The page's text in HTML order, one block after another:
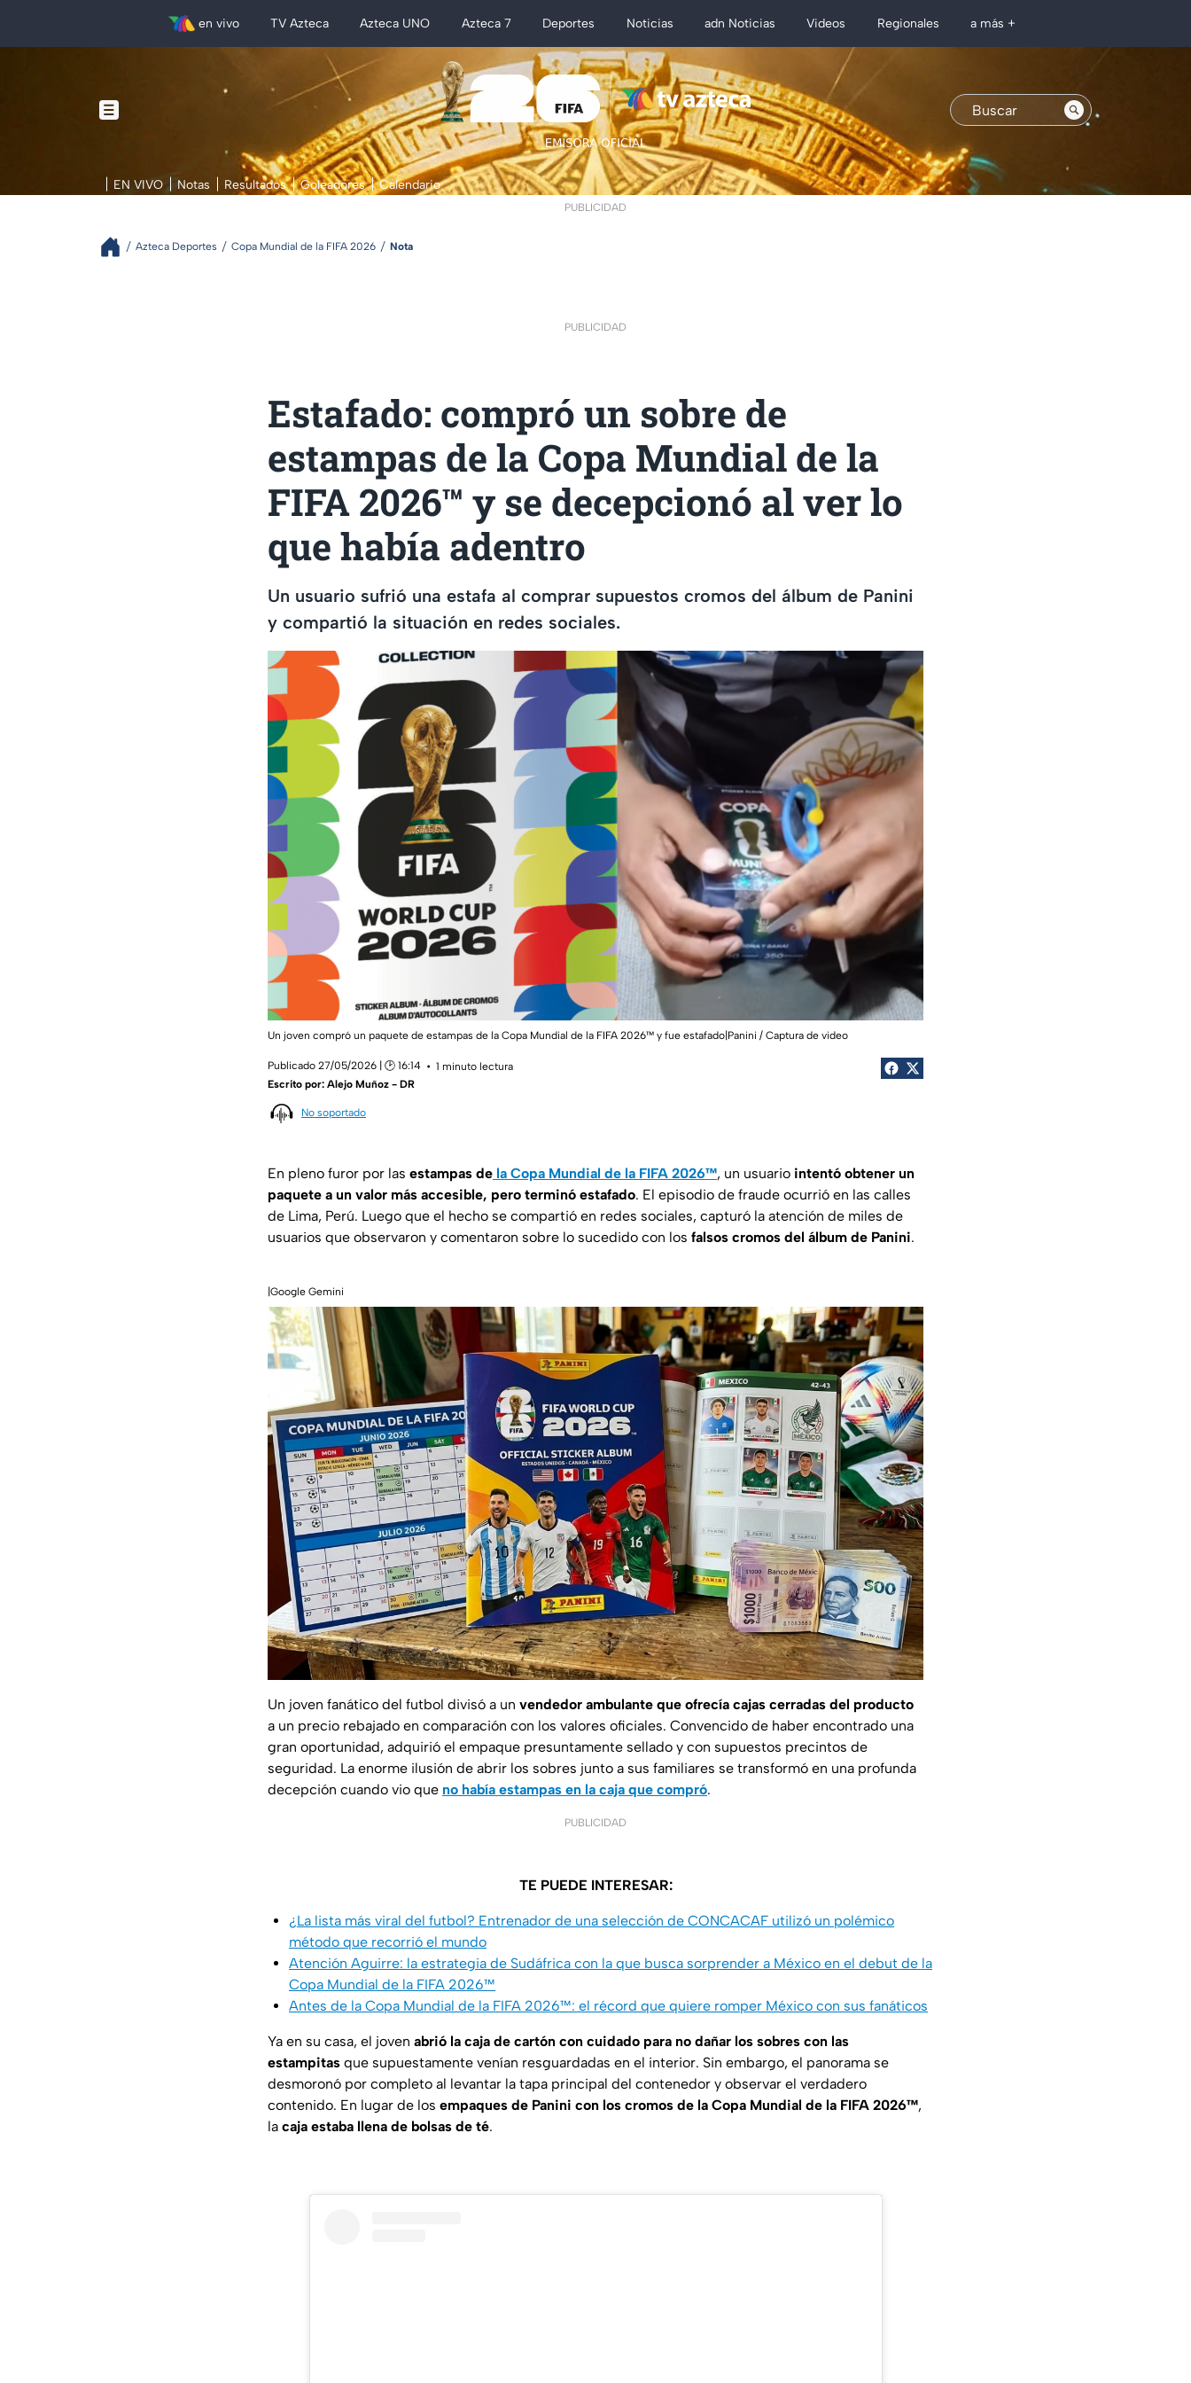
en vivo TV Azteca Azteca UNO Azteca 7 Deportes Noticias adn Noticias Videos Regionales a más +
EN VIVO Notas Resultados Goleadores Calendario
PUBLICIDAD
Azteca Deportes Copa Mundial de la FIFA 2026 Nota
PUBLICIDAD
Estafado: compró un sobre de
estampas de la Copa Mundial de la
FIFA 2026™ y se decepcionó al ver lo
que había adentro
Un usuario sufrió una estafa al comprar supuestos cromos del álbum de Panini
y compartió la situación en redes sociales.
Un joven compró un paquete de estampas de la Copa Mundial de la FIFA 2026™ y fue estafado|Panini / Captura de video
Publicado 27/05/2026 | 🕑 16:14
1 minuto lectura
Escrito por: Alejo Muñoz - DR
No soportado
En pleno furor por las estampas de la Copa Mundial de la FIFA 2026™, un usuario intentó obtener un
paquete a un valor más accesible, pero terminó estafado. El episodio de fraude ocurrió en las calles
de Lima, Perú. Luego que el hecho se compartió en redes sociales, capturó la atención de miles de
usuarios que observaron y comentaron sobre lo sucedido con los falsos cromos del álbum de Panini.
|Google Gemini
Un joven fanático del futbol divisó a un vendedor ambulante que ofrecía cajas cerradas del producto
a un precio rebajado en comparación con los valores oficiales. Convencido de haber encontrado una
gran oportunidad, adquirió el empaque presuntamente sellado y con supuestos precintos de
seguridad. La enorme ilusión de abrir los sobres junto a sus familiares se transformó en una profunda
decepción cuando vio que no había estampas en la caja que compró.
PUBLICIDAD
TE PUEDE INTERESAR:
¿La lista más viral del futbol? Entrenador de una selección de CONCACAF utilizó un polémico
método que recorrió el mundo
Atención Aguirre: la estrategia de Sudáfrica con la que busca sorprender a México en el debut de la
Copa Mundial de la FIFA 2026™
Antes de la Copa Mundial de la FIFA 2026™: el récord que quiere romper México con sus fanáticos
Ya en su casa, el joven abrió la caja de cartón con cuidado para no dañar los sobres con las
estampitas que supuestamente venían resguardadas en el interior. Sin embargo, el panorama se
desmoronó por completo al levantar la tapa principal del contenedor y observar el verdadero
contenido. En lugar de los empaques de Panini con los cromos de la Copa Mundial de la FIFA 2026™,
la caja estaba llena de bolsas de té.